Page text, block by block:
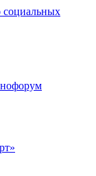
социальных